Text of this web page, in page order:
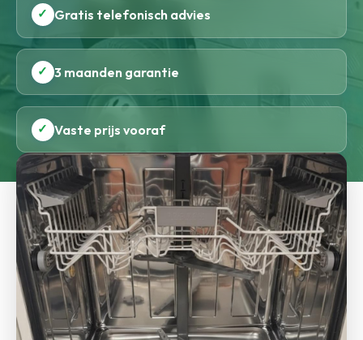
✓ Gratis telefonisch advies
✓ 3 maanden garantie
✓ Vaste prijs vooraf